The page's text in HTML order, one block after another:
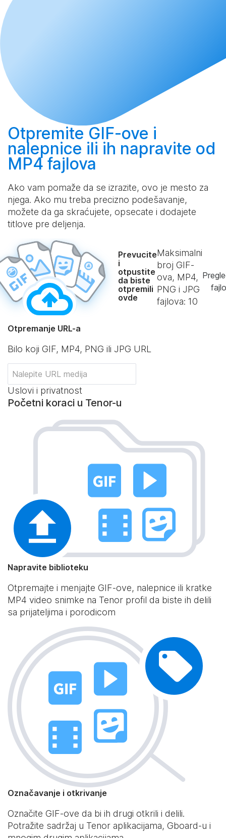
Otpremite GIF-ove i
nalepnice ili ih napravite od
MP4 fajlova
Ako vam pomaže da se izrazite, ovo je mesto za
njega. Ako mu treba precizno podešavanje,
možete da ga skraćujete, opsecate i dodajete
titlove pre deljenja.
Prevucite
i
otpustite
da biste
otpremili
ovde
Maksimalni
broj GIF-
ova, MP4,
PNG i JPG
fajlova: 10
Otpremanje URL-a
Bilo koji GIF, MP4, PNG ili JPG URL
Uslovi i privatnost
Početni koraci u Tenor-u
Napravite biblioteku
Otpremajte i menjajte GIF-ove, nalepnice ili kratke
MP4 video snimke na Tenor profil da biste ih delili
sa prijateljima i porodicom
Označavanje i otkrivanje
Označite GIF-ove da bi ih drugi otkrili i delili.
Potražite sadržaj u Tenor aplikacijama, Gboard-u i